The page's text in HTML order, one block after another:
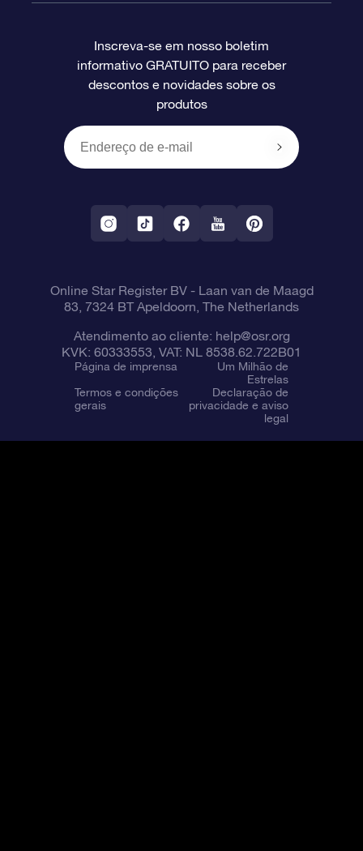
Avaliações
O cartão de presente da OSR
Presentes corporativos
Página estelar personalizada
Um Milhão de Estrelas
OSR Starsaver
Aplicativo RV Fly me to the stars
Informações de pagamento
Política de devolução
Constelações
Inscreva-se em nosso boletim
informativo GRATUITO para receber
descontos e novidades sobre os
produtos
Online Star Register BV- Laan van de Maagd
83, 7324 BT Apeldoorn, The Netherlands
Atendimento ao cliente: help@osr.org
KVK: 60333553, VAT: NL 8538.62.722B01
Página de imprensa
Um Milhão de
Estrelas
Termos e condições
gerais
Declaração de
privacidade e aviso
legal